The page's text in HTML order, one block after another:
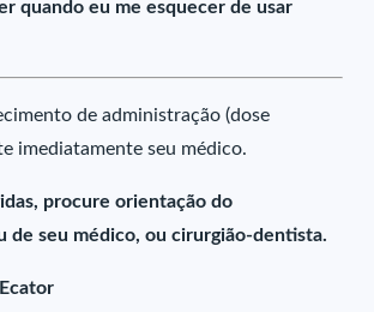
quando eu me esquecer de usar
de administração (dose
imediatamente seu médico.
procure orientação do
de seu médico, ou cirurgião-dentista.